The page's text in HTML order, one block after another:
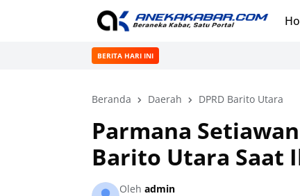
BERITA HARI INI
Beranda Daerah DPRD Barito Utara
Parmana
Barito Utara Saat
Oleh admin